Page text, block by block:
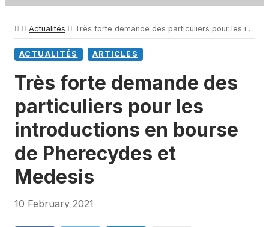
Actualités Très forte demande des particuliers pour les introductions en bourse de Pherecydes et Medesis
ACTUALITÉS ARTICLES
Très forte demande des
particuliers pour les
introductions en bourse
de Pherecydes et
Medesis
10 February 2021